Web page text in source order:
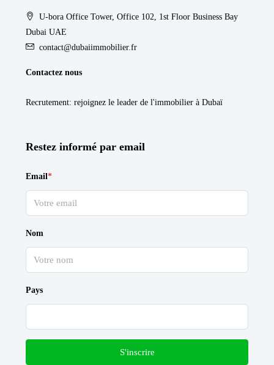
U-bora Office Tower, Office 102, 1st Floor Business Bay
Dubai UAE
contact@dubaiimmobilier.fr
Contactez nous
Recrutement: rejoignez le leader de l'immobilier à Dubaï
Restez informé par email
Email*
Nom
Pays
S'inscrire